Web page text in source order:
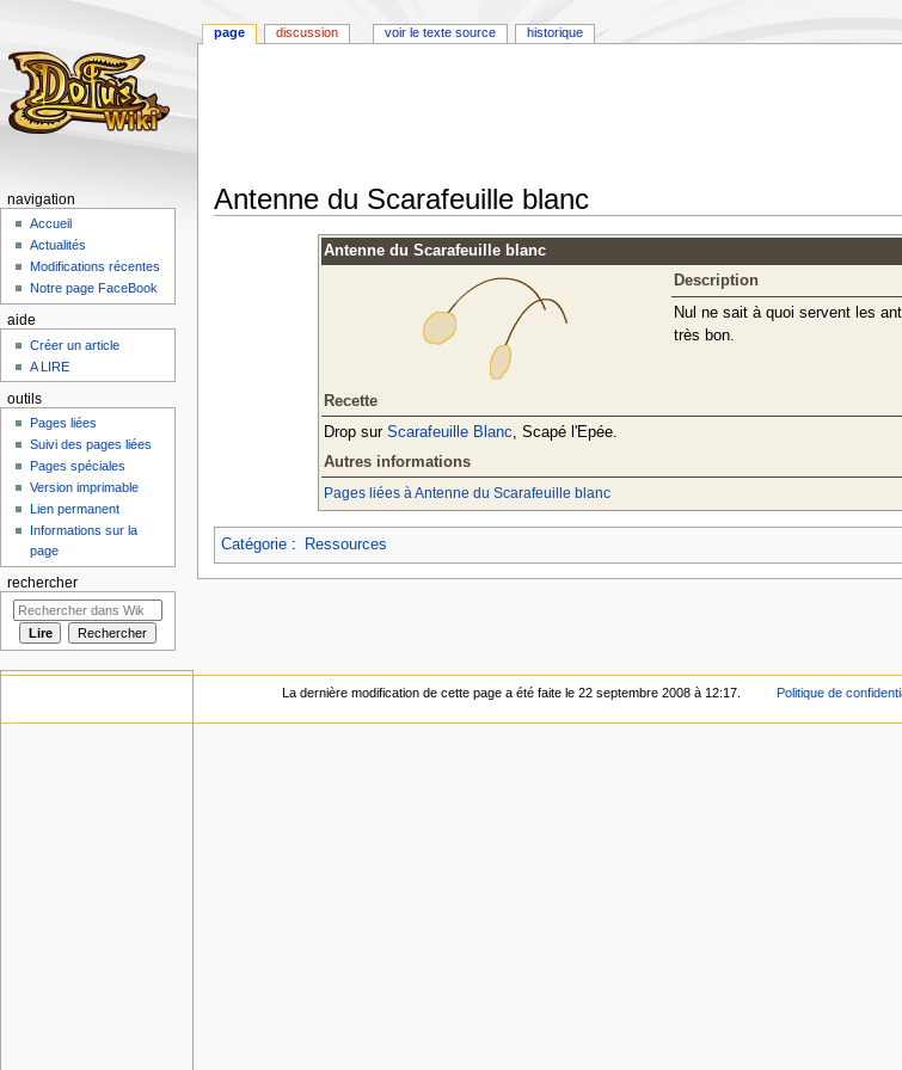
Antenne du Scarafeuille blanc
Antenne du Scarafeuille blanc
Description
Nul ne sait à quoi servent les
très bon.
Recette
Drop sur Scarafeuille Blanc, Scapé l'Epée.
Autres informations
Pages liées à Antenne du Scarafeuille blanc
Catégorie: Ressources
page discussion voir le texte source historique
navigation
Accueil
Actualités
Modifications récentes
Notre page FaceBook
aide
Créer un article
A LIRE
outils
Pages liées
Suivi des pages liées
Pages spéciales
Version imprimable
Lien permanent
Informations sur la
page
rechercher
La dernière modification de cette page a été faite le 22 septembre 2008 à 12:17. Politique de